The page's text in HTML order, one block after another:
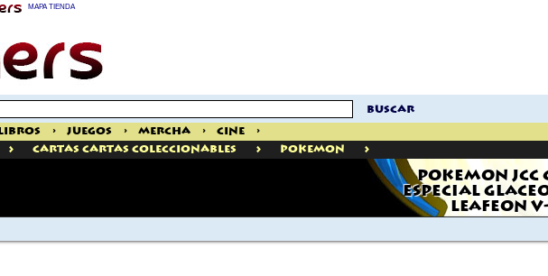
MAPA TIENDA
buscar
Libros > Juegos > Mercha > Cine
>
> Cartas Cartas Coleccionables > Pokemon >
POKEMON JCC
ESPECIAL
LEAFEON